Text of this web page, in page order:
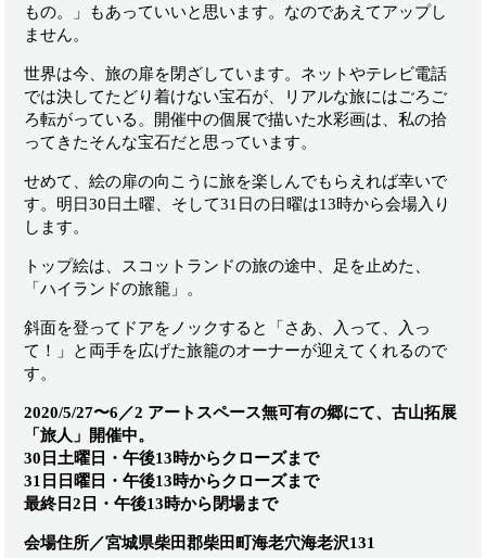
もの。」もあっていいと思います。なのであえてアップし
ません。
世界は今、旅の扉を閉ざしています。ネットやテレビ電話
では決してたどり着けない宝石が、リアルな旅にはごろご
ろ転がっている。開催中の個展で描いた水彩画は、私の拾
ってきたそんな宝石だと思っています。
せめて、絵の扉の向こうに旅を楽しんでもらえれば幸いで
す。明日30日土曜、そして31日の日曜は13時から会場入り
します。
トップ絵は、スコットランドの旅の途中、足を止めた、
「ハイランドの旅籠」。
斜面を登ってドアをノックすると「さあ、入って、入っ
て！」と両手を広げた旅籠のオーナーが迎えてくれるので
す。
2020/5/27〜6／2 アートスペース無可有の郷にて、古山拓展
「旅人」開催中。
30日土曜日・午後13時からクローズまで
31日日曜日・午後13時からクローズまで
最終日2日・午後13時から閉場まで
会場住所／宮城県柴田郡柴田町海老穴海老沢131